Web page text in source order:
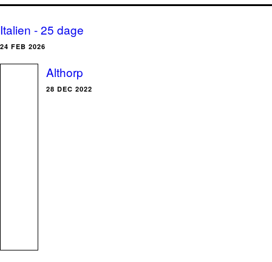
Italien - 25 dage
24 FEB 2026
Althorp
28 DEC 2022